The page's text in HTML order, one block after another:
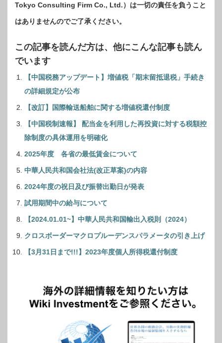
Tokyo Consulting Firm Co., Ltd.）は一切の責任を負うこと
はありませんのでご了承ください。
この記事を読んだ方は、他にこんな記事も読ん
でいます
【中国税務アップデート】増値税「期末留抵退税」手続き
の詳細規定が公布
【改訂】国際輸送船舶に関する増値税還付制度
【中国税制速報】 配当金を利用した再投資に対する税額控
除制度の具体運用を明確化
2025年度 各省の最低賃金について
中華人民共和国会社法(改正草案)の内容
2024年度の祝日及び振替出勤日が発表
試用期間中の給与について
【2024.01.01~】中華人民共和国輸出入税則（2024）
クロスボーダーマクロプルーデンスパラメータの引き上げ
【3月31日まで!!!】2023年度個人所得税還付制度